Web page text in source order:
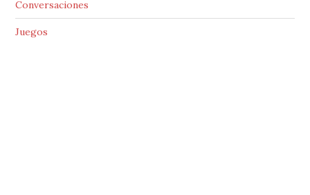
Conversaciones
Juegos